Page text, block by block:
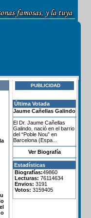
PUBLICIDAD
Última Votada
Jaume Cañellas Galindo
El Dr. Jaume Cañellas
Galindo, nació en el barrio
del “Poble Nou” en
Barcelona (Espa...
Ver Biografía
Estadísticas
Biografías:49860
Lecturas: 76114634
Envios: 3191
Votos: 3159405